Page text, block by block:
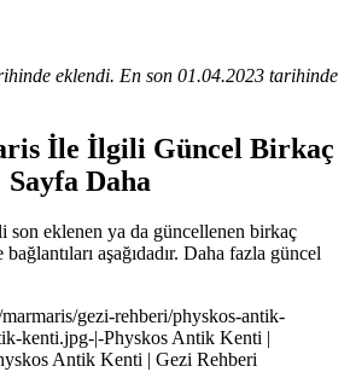
eklendi. En son 01.04.2023 tarihinde
İle İlgili Güncel Birkaç
Sayfa Daha
eklenen ya da güncellenen birkaç
aşağıdadır. Daha fazla güncel
gezi-rehberi/physkos-antik-
kenti.jpg-|-Physkos Antik Kenti |
Antik Kenti | Gezi Rehberi